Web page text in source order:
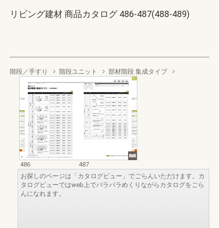
リビング建材 商品カタログ 486-487(488-489)
階段／手すり 階段ユニット 部材階段 集成タイプ
486
487
お探しのページは「カタログビュー」でごらんいただけます。カ
タログビューではweb上でパラパラめくりながらカタログをごら
んになれます。